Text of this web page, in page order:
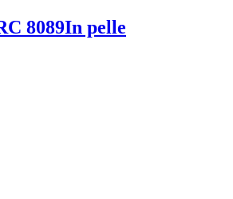
8089In pelle